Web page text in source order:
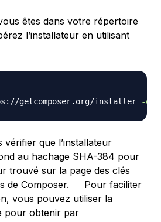
êtes dans votre répertoire
l’installateur en utilisant
getcomposer.org/installer -o
vérifier que l’installateur
au hachage SHA-384 pour
trouvé sur la page des clés
de Composer. Pour faciliter
vous pouvez utiliser la
pour obtenir par